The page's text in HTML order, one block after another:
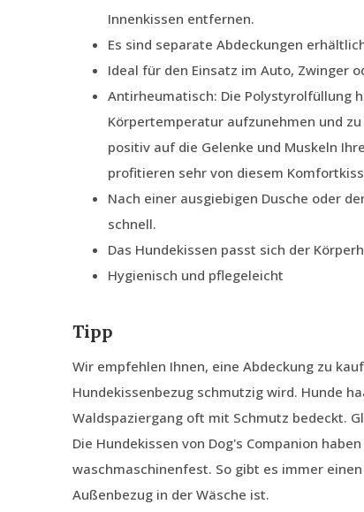
Innenkissen entfernen.
Es sind separate Abdeckungen
Ideal für den Einsatz im Auto, Zwinger
Antirheumatisch: Die Polystyrolfüllung
Körpertemperatur aufzunehmen und
positiv auf die Gelenke und Muskeln
profitieren sehr von diesem
Nach einer ausgiebigen Dusche oder
schnell.
Das Hundekissen passt sich der
Hygienisch und pflegeleicht
Tipp
Wir empfehlen Ihnen, eine Abdeckung zu
Hundekissenbezug schmutzig wird. Hunde
Waldspaziergang oft mit Schmutz bedeckt.
Die Hundekissen von Dog's Companion
waschmaschinenfest. So gibt es immer
Außenbezug in der Wäsche ist.